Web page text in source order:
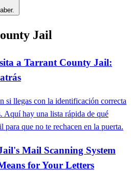
Jail
a Tarrant County Jail:
si llegas con la identificación correcta
Aquí hay una lista rápida de qué
que no te rechacen en la puerta.
Mail Scanning System
for Your Letters